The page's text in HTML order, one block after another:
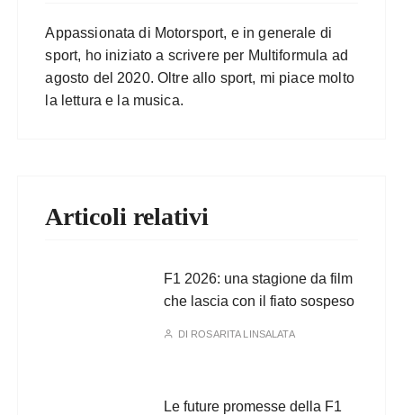
Appassionata di Motorsport, e in generale di
sport, ho iniziato a scrivere per Multiformula ad
agosto del 2020. Oltre allo sport, mi piace molto
la lettura e la musica.
Articoli relativi
F1 2026: una stagione da film
che lascia con il fiato sospeso
DI ROSARITA LINSALATA
Le future promesse della F1